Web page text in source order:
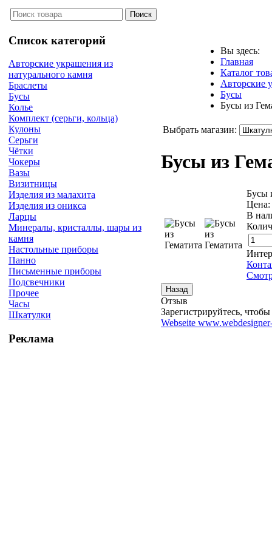
Список категорий
Авторские украшения из
натурального камня
Браслеты
Бусы
Колье
Комплект (серьги, кольца)
Кулоны
Серьги
Чётки
Чокеры
Вазы
Визитницы
Изделия из малахита
Изделия из оникса
Ларцы
Минералы, кристаллы, шары из
камня
Настольные приборы
Панно
Письменные приборы
Подсвечники
Прочее
Часы
Шкатулки
Реклама
Вы здесь:
Главная
Каталог
Авторские
Бусы
Бусы из
Выбрать магазин:
Бусы из
Бусы
Цена:
В
Отзыв
Зарегистрируйтесь, чтобы
Webseite